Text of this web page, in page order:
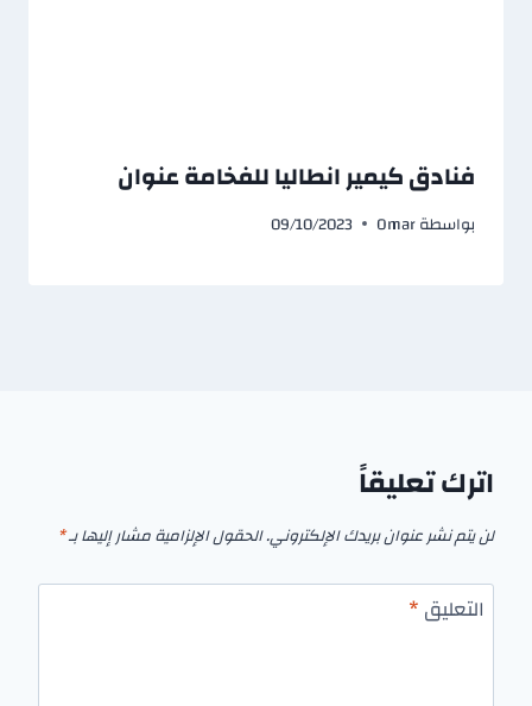
فنادق كيمير انطاليا للفخامة عنوان
بواسطةOmar
09/10/2023
اترك تعليقاً
لن يتم نشر عنوان بريدك الإلكتروني.الحقول الإلزامية مشار إليها بـ*
التعليق*